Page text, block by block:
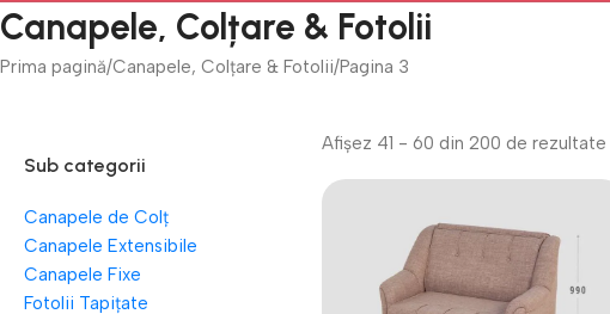
Canapele, Colțare & Fotolii
Prima pagină Canapele, Colțare & Fotolii Pagina 3
Sub categorii
Canapele de Colț
Canapele Extensibile
Canapele Fixe
Fotolii Tapițate
Afișez 41 - 60 din 200 de rezultate